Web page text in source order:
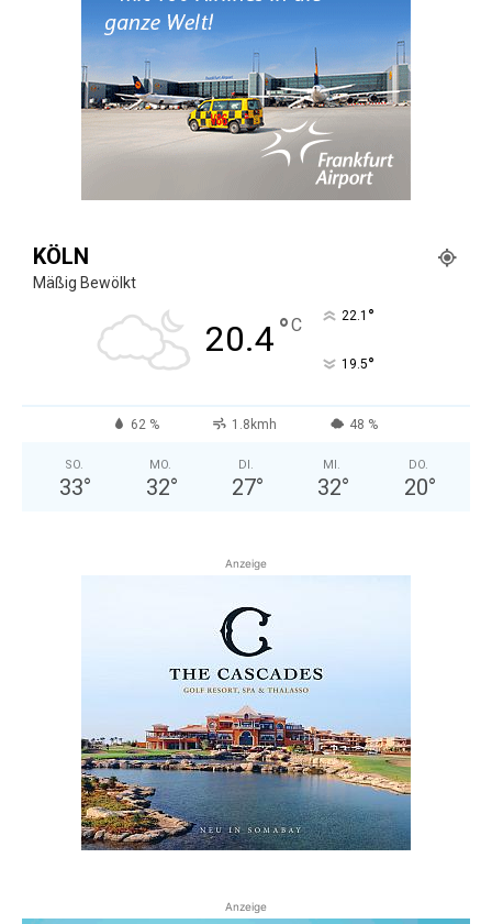
KÖLN
Mäßig Bewölkt
20.4°C 22.1 °
19.5°
62 % 1.8kmh 48 %
SO.
33°
MO.
32°
DI.
27°
MI.
32°
DO.
20°
Anzeige
Anzeige